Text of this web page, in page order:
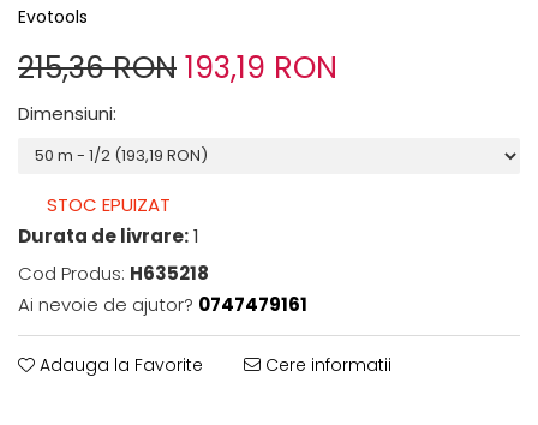
Evotools
215,36 RON 193,19 RON
Dimensiuni:
STOC EPUIZAT
Durata de livrare:1
Cod Produs: H635218
Ai nevoie de ajutor? 0747479161
Adauga la Favorite Cere informatii